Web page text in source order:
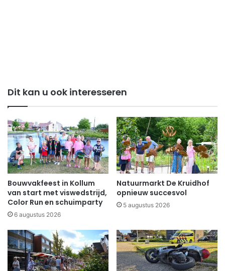
Dit kan u ook interesseren
Bouwvakfeest in Kollum
van start met viswedstrijd,
Color Run en schuimparty
6 augustus 2026
Natuurmarkt De Kruidhof
opnieuw succesvol
5 augustus 2026